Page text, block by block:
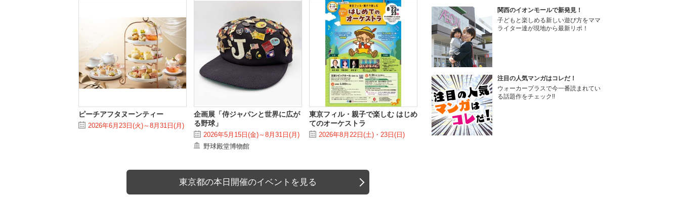
ピーチアフタヌーンティー
2026年6月23日(火)～8月31日(月)
企画展「侍ジャパンと世界に広が
る野球」
2026年5月15日(金)～8月31日(月)
野球殿堂博物館
東京フィル・親子で楽しむ はじめ
てのオーケストラ
2026年8月22日(土)・23日(日)
東京都の本日開催のイベントを見る
関西のイオンモールで新発見！
子どもと楽しめる新しい遊び方をママ
ライター達が現地から最新リポ！
注目の人気マンガはコレだ！
ウォーカープラスで今一番読まれてい
る話題作をチェック!!